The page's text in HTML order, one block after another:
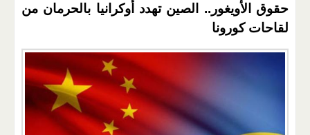
حقوق الأويغور.. الصين تهدد أوكرانيا بالحرمان من
لقاحات كورونا